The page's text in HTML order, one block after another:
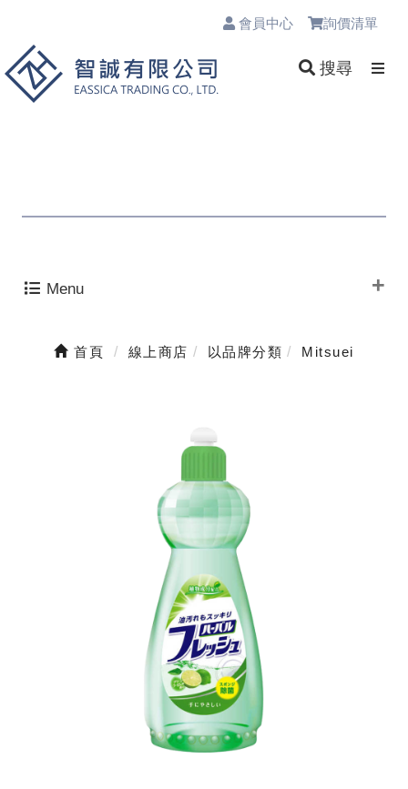
會員中心 詢價清單
搜尋
Menu
首頁 線上商店 以品牌分類 Mitsuei